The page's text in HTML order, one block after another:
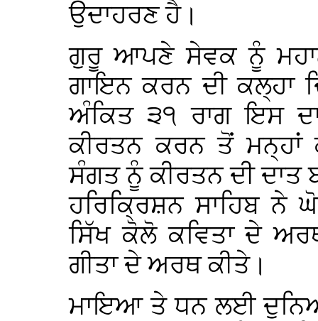
ਉਦਾਹਰਣ ਹੈ।
ਗੁਰੂ ਆਪਣੇ ਸੇਵਕ ਨੂੰ
ਗਾਇਨ ਕਰਨ ਦੀ ਕਲ੍ਹਾ
ਅੰਕਿਤ ੩੧ ਰਾਗ ਇਸ
ਕੀਰਤਨ ਕਰਨ ਤੋਂ
ਸੰਗਤ ਨੂੰ ਕੀਰਤਨ ਦੀ
ਹਰਿਕ੍ਰਿਸ਼ਨ ਸਾਹਿਬ ਨੇ
ਸਿੱਖ ਕੋਲੋ ਕਵਿਤਾ ਦੇ
ਗੀਤਾ ਦੇ ਅਰਥ ਕੀਤੇ।
ਮਾਇਆ ਤੇ ਧਨ ਲਈ